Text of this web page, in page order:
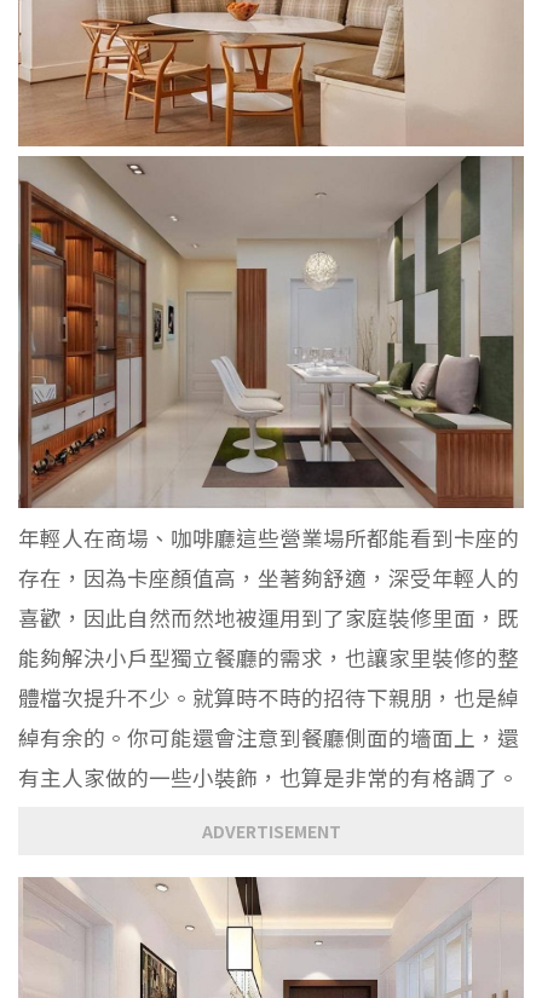
年輕人在商場、咖啡廳這些營業場所都能看到卡座的
存在，因為卡座顏值高，坐著夠舒適，深受年輕人的
喜歡，因此自然而然地被運用到了家庭裝修里面，既
能夠解決小戶型獨立餐廳的需求，也讓家里裝修的整
體檔次提升不少。就算時不時的招待下親朋，也是綽
綽有余的。你可能還會注意到餐廳側面的墻面上，還
有主人家做的一些小裝飾，也算是非常的有格調了。
ADVERTISEMENT